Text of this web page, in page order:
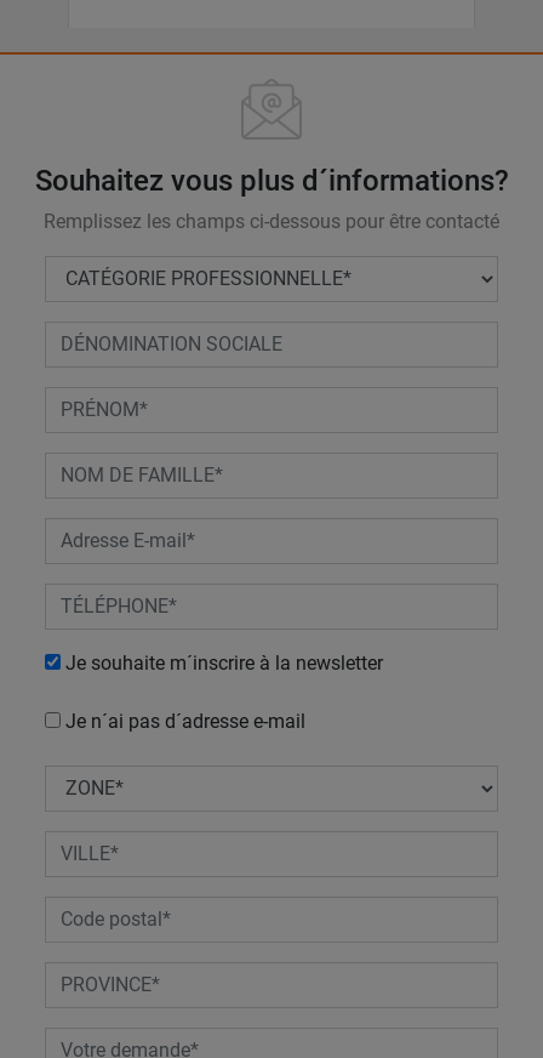
Souhaitez vous plus d´informations?
Remplissez les champs ci-dessous pour être contacté
Je souhaite m´inscrire à la newsletter
Je n´ai pas d´adresse e-mail